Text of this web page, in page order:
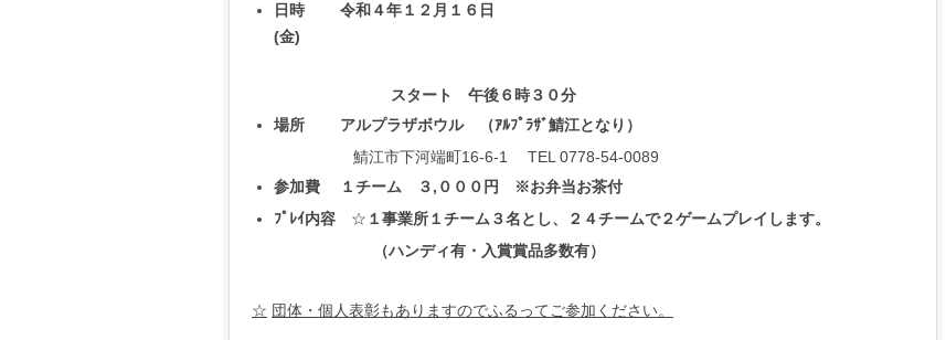
日時 令和 ４年１２ 月 １６ 日
(金)
スタート 午後６時３０分
場所
アルプラザボウル （ｱﾙﾌﾟﾗｻﾞ鯖江となり ）
鯖江市下河端町16-6-1
TEL 0778-54-0089
参加費
１チーム ３, ０００ 円
※お弁当お茶付
ﾌﾟﾚｲ内容
☆ １事業所１チーム ３名とし、２４チームで２ゲームプレイ します。
（ハンディ有・入賞賞品多数有）
☆ 団体・個人表彰もありますのでふるってご参加ください。